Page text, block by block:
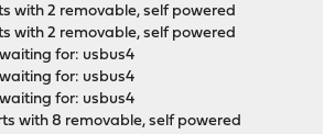
with 2 removable, self powered
with 2 removable, self powered
for: usbus4
for: usbus4
for: usbus4
with 8 removable, self powered